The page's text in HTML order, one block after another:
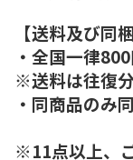
【送料及び同
・全国一律800
※送料は往復分
・同商品のみ
※11点以上、